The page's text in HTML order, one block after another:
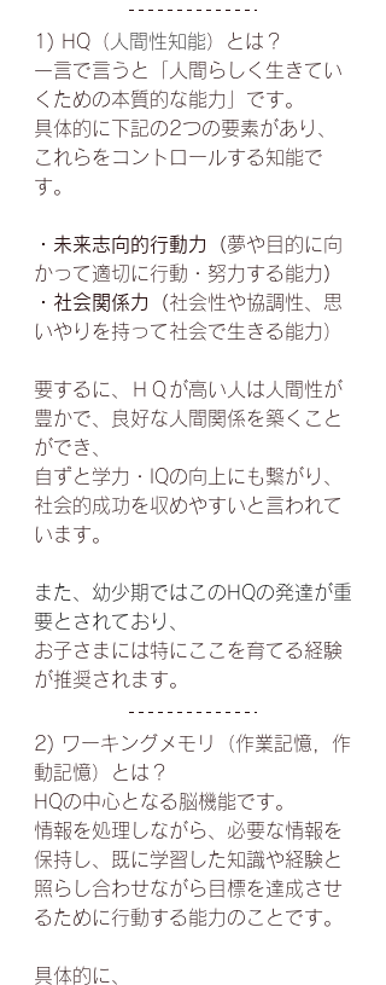
1) HQ（ 人間性知能）とは？
一言で言うと「人間らしく生きてい
くための本質的な能力」です。
具体的に下記の2つの要素があり、
これらをコントロールする知能で
す。
・未来志向的行動力 （夢や目的に向
かって適切に行動・努力する能力）
・社会関係力（社会性や協調性、思
いやりを持って社会で生きる能力）
要するに、ＨＱが高い人は人間性が
豊かで、良好な人間関係を築くこと
ができ、
自ずと学力・IQの向上にも繋がり、
社会的成功を収めやすいと言われて
います。
また、幼少期ではこのHQの発達が重
要とされており、
お子さまには特にここを育てる経験
が推奨されます。
2) ワーキングメモリ（作業記憶，作
動記憶）とは？
HQの中心となる脳機能です。
情報を処理しながら、必要な情報を
保持し、既に学習した知識や経験と
照らし合わせながら目標を達成させ
るために行動する能力のことです。
具体的に、